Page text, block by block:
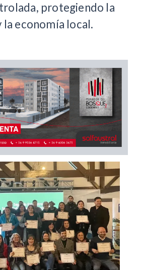
protegiendo la
la economía local.